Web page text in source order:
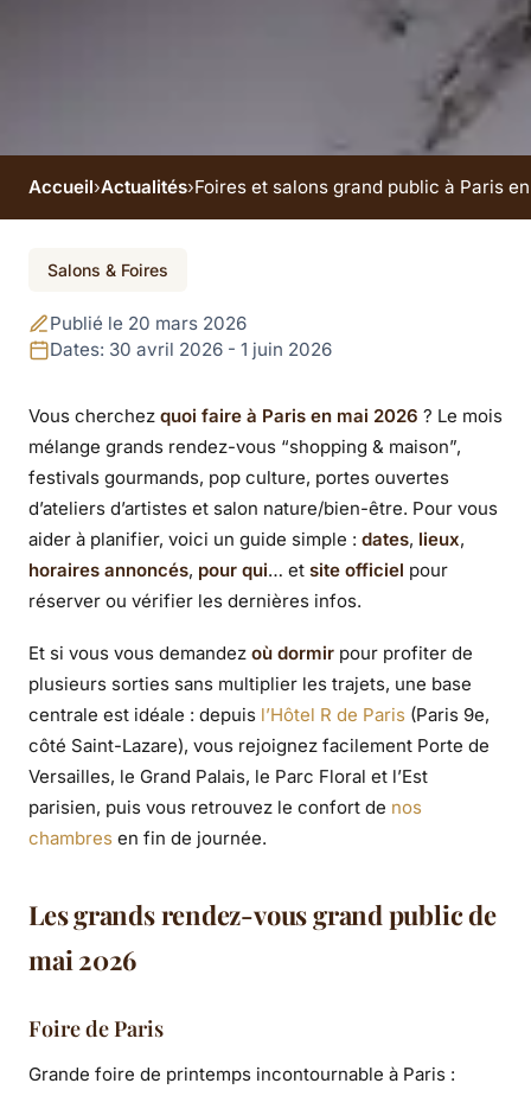
Foires et salons
grand public à Paris
en mai 2026 : le guide
(dates, horaires, sites
officiels)
Accueil›Actualités›Foires et salons grand public à Paris
Salons & Foires
Publié le 20 mars 2026
Dates: 30 avril 2026 - 1 juin 2026
Vous cherchez quoi faire à Paris en mai 2026 ? Le mois
mélange grands rendez-vous “shopping & maison”,
festivals gourmands, pop culture, portes ouvertes
d’ateliers d’artistes et salon nature/bien-être. Pour vous
aider à planifier, voici un guide simple : dates, lieux,
horaires annoncés, pour qui… et site officiel pour
réserver ou vérifier les dernières infos.
Et si vous vous demandez où dormir pour profiter de
plusieurs sorties sans multiplier les trajets, une base
centrale est idéale : depuis l’Hôtel R de Paris (Paris 9e,
côté Saint-Lazare), vous rejoignez facilement Porte de
Versailles, le Grand Palais, le Parc Floral et l’Est
parisien, puis vous retrouvez le confort de nos
chambres en fin de journée.
Les grands rendez-vous grand public de
mai 2026
Foire de Paris
Grande foire de printemps incontournable à Paris :